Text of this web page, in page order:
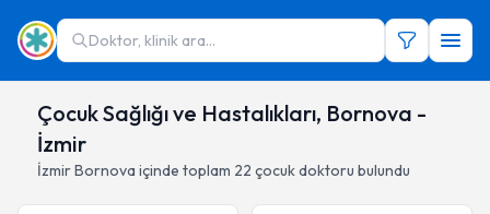
Doktor, klinik ara...
Çocuk Sağlığı ve Hastalıkları, Bornova -
İzmir
İzmirBornova içinde toplam 22 çocuk doktoru bulundu